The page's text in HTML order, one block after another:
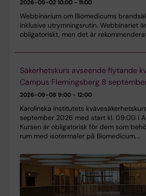
2026-09-0210:00 - 11:00
Webbinarium om Biomedicums
inklusive utrymningsrutin. Webbinariet
obligatoriskt, men det är
Säkerhetskurs avseende flytande
Campus Flemingsberg 8
2026-09-08 9:00 - 12:00
Karolinska Institutets
september 2026 med start kl. 09:00 i
Kursen är obligatorisk för dem som
rum med isotermaler på Biomedicum,…